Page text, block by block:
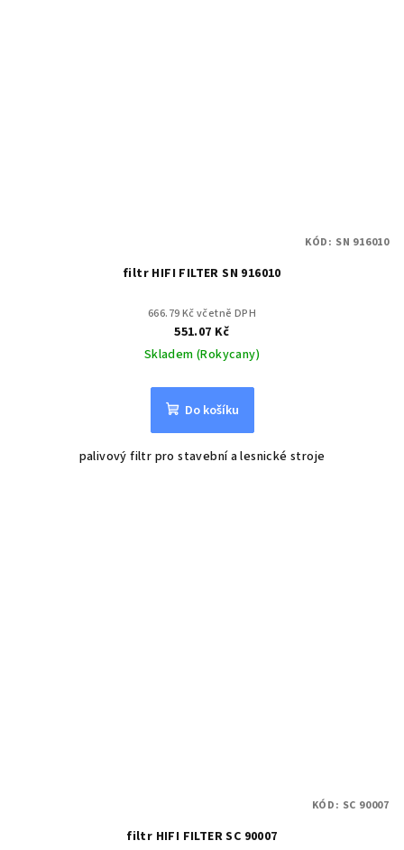
filtr HIFI FILTER SN 916010
666.79 Kč včetně DPH
551.07 Kč
Skladem (Rokycany)
Do košíku
palivový filtr pro stavební a lesnické stroje
KÓD: SN 916010
filtr HIFI FILTER SC 90007
KÓD: SC 90007